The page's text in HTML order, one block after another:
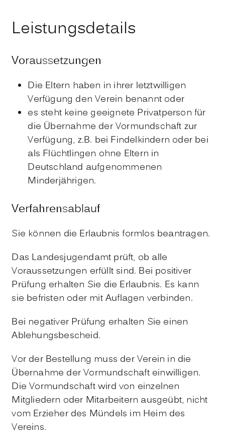
Leistungsdetails
Voraussetzungen
Die Eltern haben in ihrer letztwilligen
Verfügung den Verein benannt oder
es steht keine geeignete Privatperson für
die Übernahme der Vormundschaft zur
Verfügung, z.B. bei Findelkindern oder bei
als Flüchtlingen ohne Eltern in
Deutschland aufgenommenen
Minderjährigen.
Verfahrensablauf
Sie können die Erlaubnis formlos beantragen.
Das Landesjugendamt prüft, ob alle
Voraussetzungen erfüllt sind. Bei positiver
Prüfung erhalten Sie die Erlaubnis. Es kann
sie befristen oder mit Auflagen verbinden.
Bei negativer Prüfung erhalten Sie einen
Ablehungsbescheid.
Vor der Bestellung muss der Verein in die
Übernahme der Vormundschaft einwilligen.
Die Vormundschaft wird von einzelnen
Mitgliedern oder Mitarbeitern ausgeübt, nicht
vom Erzieher des Mündels im Heim des
Vereins.